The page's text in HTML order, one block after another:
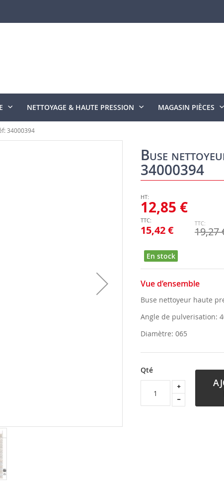
NETTOYAGE & HAUTE PRESSION MAGASIN PIÈCES
34000394
Buse
34000394
15,42 €
12,85 €
19,27
En stock
Vue d’ensemble
Buse nettoyeur haute
Angle de pulverisation:
Diamètre: 065
Qté